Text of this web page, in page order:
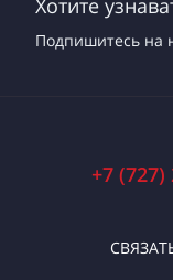
Хотите
Подпишитесь на
+7 (727)